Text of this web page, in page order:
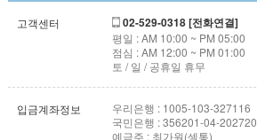
고객센터 02-529-0318 [전화연결]
평일 : AM 10:00 ~ PM 05:00
점심 : AM 12:00 ~ PM 01:00
토 / 일 / 공휴일 휴무
입금계좌정보
우리은행 : 1005-103-327116
국민은행 : 356201-04-202720
예금주 : 최가원(셀통)